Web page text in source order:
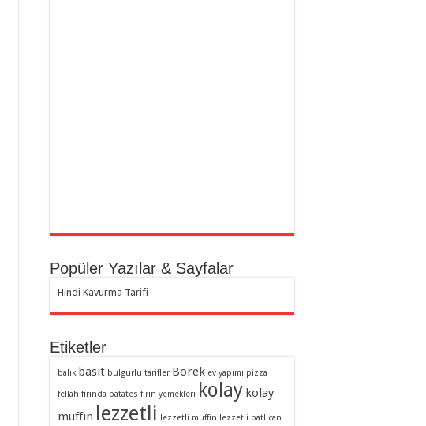
Popüler Yazılar & Sayfalar
Hindi Kavurma Tarifi
Etiketler
balık basit bulgurlu tarifler Börek ev yapımı pizza
fellah fırında patates fırın yemekleri kolay kolay
muffin lezzetli lezzetli muffin lezzetli patlıcan